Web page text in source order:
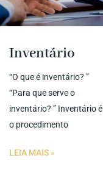
Inventário
“O que é inventário? ”
“Para que serve o
inventário? ” Inventário é
o procedimento
LEIA MAIS »